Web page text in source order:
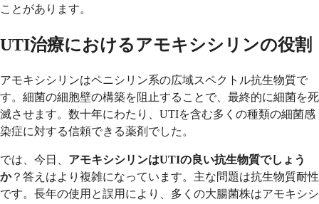
ことがあります。
UTI治療におけるアモキシシリンの役割
アモキシシリンはペニシリン系の広域スペクトル抗生物質で
す。細菌の細胞壁の構築を阻止することで、最終的に細菌を死
滅させます。数十年にわたり、UTIを含む多くの種類の細菌感
染症に対する信頼できる薬剤でした。
では、今日、 アモキシシリンはUTIの良い抗生物質でしょう
か？答えはより複雑になっています。主な問題は抗生物質耐性
です。長年の使用と誤用により、多くの大腸菌株はアモキシシ